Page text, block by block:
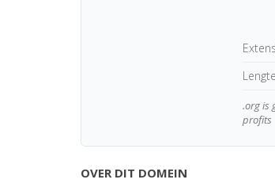
Lengte
.org is
profits
OVER DIT DOMEIN